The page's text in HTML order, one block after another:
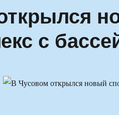
с